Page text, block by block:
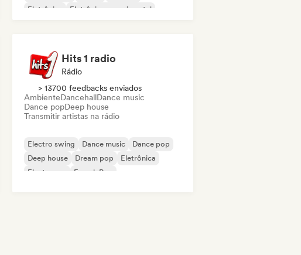
Eletrônica
Eletrônica experimental
Hits 1 radio
Rádio
> 13700 feedbacks enviados
AmbienteDancehallDance music
Dance popDeep house
Transmitir artistas na rádio
Electro swing Dance music
Dance pop
Deep house
Dream pop
Eletrônica
Electropop
French Pop